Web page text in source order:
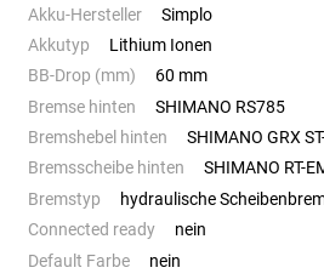
Akku-Hersteller
Simplo
Akkutyp
Lithium Ionen
BB-Drop (mm)
60 mm
Bremse hinten
SHIMANO RS785
Bremshebel hinten
SHIMANO GRX
Bremsscheibe hinten
SHIMANO RT-
Bremstyp
hydraulische
Connected ready
nein
Default Farbe
nein